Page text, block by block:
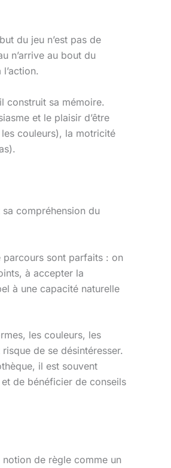
du jeu n’est pas de
n’arrive au bout du
construit sa mémoire.
et le plaisir d’être
couleurs), la motricité
compréhension du
parcours sont parfaits : on
à accepter la
à une capacité naturelle
les couleurs, les
de se désintéresser.
il est souvent
de bénéficier de conseils
de règle comme un